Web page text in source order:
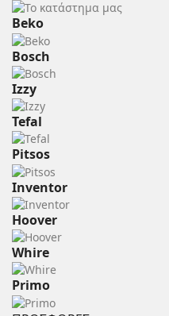
Beko
Bosch
Izzy
Tefal
Pitsos
Inventor
Hoover
Whire
Primo